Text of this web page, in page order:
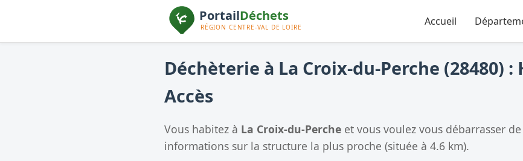
Accueil
Déchèterie à La Croix-du-Perche (28480) :
Accès
Vous habitez à La Croix-du-Perche et vous voulez vous débarrasser
informations sur la structure la plus proche (située à 4.6 km).